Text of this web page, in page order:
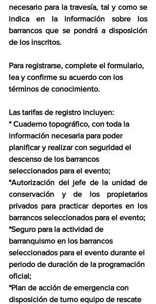
necesario para la travesía, tal y como se
indica en la información sobre los
barrancos que se pondrá a disposición
de los inscritos.
Para registrarse, complete el formulario,
lea y confirme su acuerdo con los
términos de conocimiento.
Las tarifas de registro incluyen:
* Cuaderno topográfico, con toda la
información necesaria para poder
planificar y realizar con seguridad el
descenso de los barrancos
seleccionados para el evento;
*Autorización del jefe de la unidad de
conservación y de los propietarios
privados para practicar deportes en los
barrancos seleccionados para el evento;
*Seguro para la actividad de
barranquismo en los barrancos
seleccionados para el evento durante el
periodo de duración de la programación
oficial;
*Plan de acción de emergencia con
disposición de turno equipo de rescate